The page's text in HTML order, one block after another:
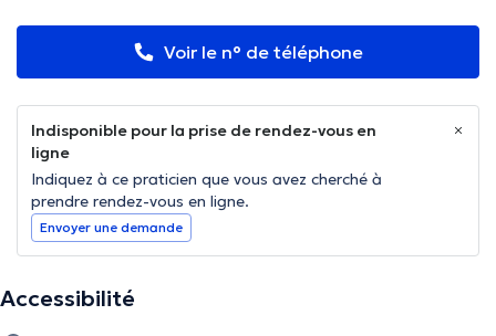
Voir le n° de téléphone
Indisponible pour la prise de rendez-vous en
ligne
Indiquez à ce praticien que vous avez cherché à
prendre rendez-vous en ligne.
Envoyer une demande
Accessibilité